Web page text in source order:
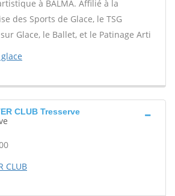
à BALMA. Affilié à la
des Sports de Glace, le TSG
Glace, le Ballet, et le Patinage Arti
CLUB Tresserve
CLUB